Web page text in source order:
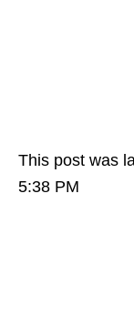
This post was
5:38 PM